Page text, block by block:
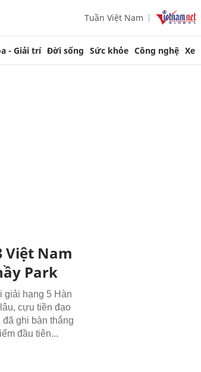
Tuần Việt Nam
- Giải trí Đời sống Sức khỏe Công nghệ Xe
Việt Nam
Park
giải hạng 5 Hàn
cựu tiền đạo
ghi bàn thắng
đầu tiên...